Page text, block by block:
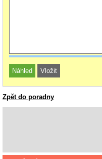
Zpět do poradny